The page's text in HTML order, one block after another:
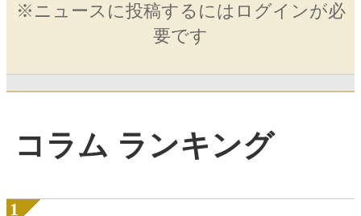
※ニュースに投稿するにはログインが必
要です
コラム ランキング